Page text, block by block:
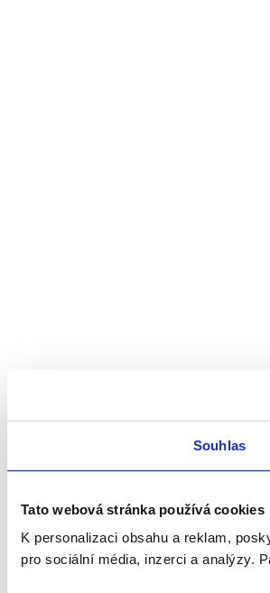
Souhlas
Tato webová stránka používá cookies
K personalizaci obsahu a reklam,
pro sociální média, inzerci a analýzy.